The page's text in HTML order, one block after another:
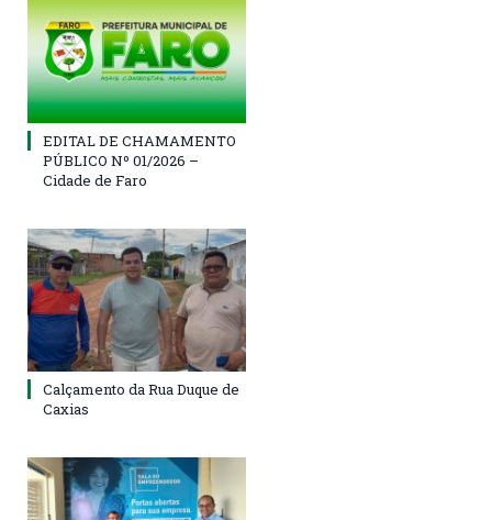
EDITAL DE CHAMAMENTO
PÚBLICO Nº 01/2026 –
Cidade de Faro
Calçamento da Rua Duque de
Caxias